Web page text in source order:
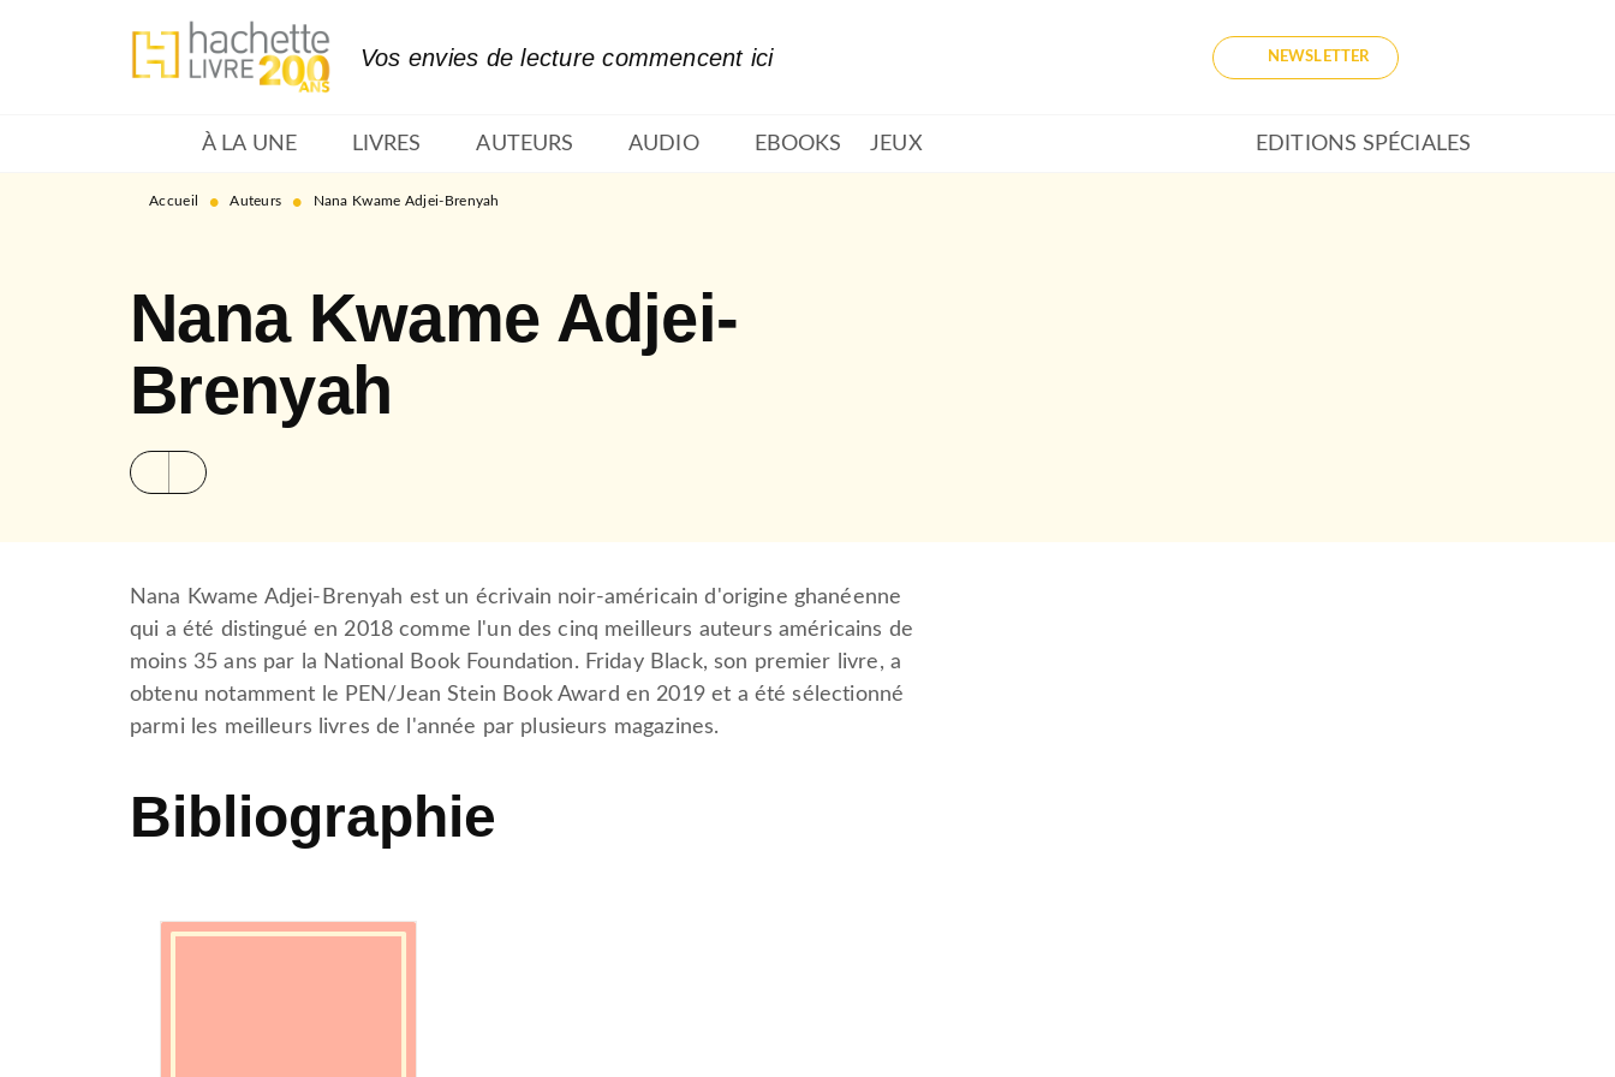
MENU RECHERCHE
Vos envies de lecture commencent ici NEWSLETTER
À LA UNE LIVRES AUTEURS AUDIO EBOOKS JEUX EDITIONS SPÉCIALES
Accueil • Auteurs • Nana Kwame Adjei-Brenyah
Nana Kwame Adjei-
Brenyah
Nana Kwame Adjei-Brenyah est un écrivain noir-américain d'origine ghanéenne
qui a été distingué en 2018 comme l'un des cinq meilleurs auteurs américains de
moins 35 ans par la National Book Foundation. Friday Black, son premier livre, a
obtenu notamment le PEN/Jean Stein Book Award en 2019 et a été sélectionné
parmi les meilleurs livres de l'année par plusieurs magazines.
Bibliographie